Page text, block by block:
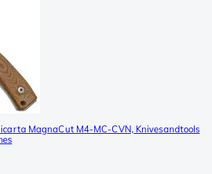
MagnaCut M4-MC-CVN, Knivesandtools